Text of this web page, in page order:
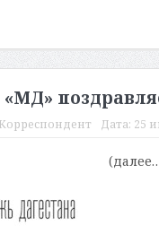
Корреспондент Дата: 25